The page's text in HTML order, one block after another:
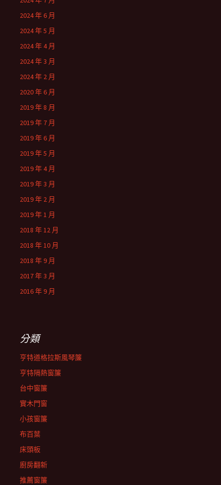
2024 年 6 月
2024 年 5 月
2024 年 4 月
2024 年 3 月
2024 年 2 月
2020 年 6 月
2019 年 8 月
2019 年 7 月
2019 年 6 月
2019 年 5 月
2019 年 4 月
2019 年 3 月
2019 年 2 月
2019 年 1 月
2018 年 12 月
2018 年 10 月
2018 年 9 月
2017 年 3 月
2016 年 9 月
分類
亨特道格拉斯風琴簾
亨特隔熱窗簾
台中窗簾
實木門窗
小孩窗簾
布百葉
床頭板
廚房翻新
推薦窗簾